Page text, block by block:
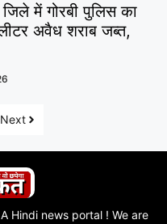
में गोरबी पुलिस का
अवैध शराब जब्त,
Next
A Hindi news portal ! We are